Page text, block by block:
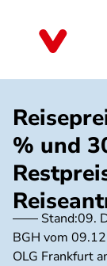
% und
Stand:09.
BGH vom
OLG Frankfurt